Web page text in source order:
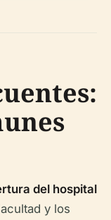
del hospital
y los